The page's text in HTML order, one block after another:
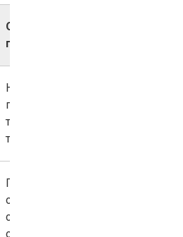
Области
применения
Нефтяная
промышленность,
трубопроводы,
теплообменники
Промышленное
оборудование,
системы
охлаждения